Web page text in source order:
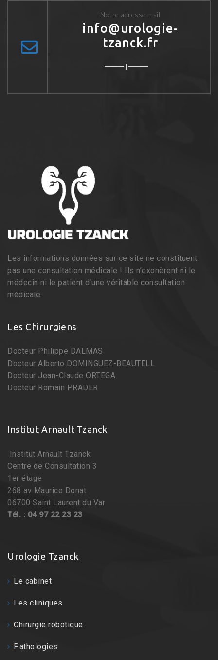
Notre adresse mail
info@urologie-
tzanck.fr
Les informations données sur ce site ne constituent
pas une consultation médicale ! Ils n’exonèrent ni le
médecin ni le patient d'une véritable consultation
médicale.
Les Chirurgiens
Docteur Philippe DALMAS
Docteur Alberto DOMINGUEZ-BEAUTELL
Docteur Jean-Claude ORTEGA
Docteur Romain PRADER
Institut Arnault Tzanck
Institut Arnault Tzanck
Centre de Consultation 3
1er étage
268 av Maurice Donat
06700 Saint Laurent du Var
Tél. : 04 97 22 23 23
Urologie Tzanck
Le cabinet
Les cliniques
Chirurgie robotique
Pathologies